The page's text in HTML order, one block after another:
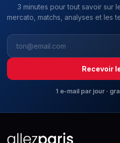
3 minutes pour tout savoir sur
mercato, matchs, analyses et les
Recevoir
1 e-mail par jour ·